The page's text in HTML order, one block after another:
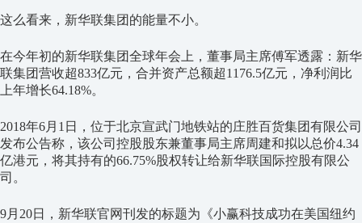
这么看来，新华联集团的能量不小。
在今年初的新华联集团全球年会上，董事局主席傅军透露：新华
联集团营收超833亿元，合并资产总额超1176.5亿元，净利润比
上年增长64.18%。
2018年6月1日，位于北京宣武门地铁站的庄胜百货集团有限公司
发布公告称，该公司控股股东兼董事局主席周建和拟以总价4.34
亿港元，将其持有的66.75%股权转让给新华联国际控股有限公
司。
9月20日，新华联官网刊发的标题为《小赢科技成功在美国纽约